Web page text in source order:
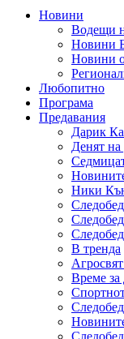
Новини
Водещи
Новини
Новини
Любопитно
Програма
Предавания
Дарик
Денят
Ники
В тренда
Време за